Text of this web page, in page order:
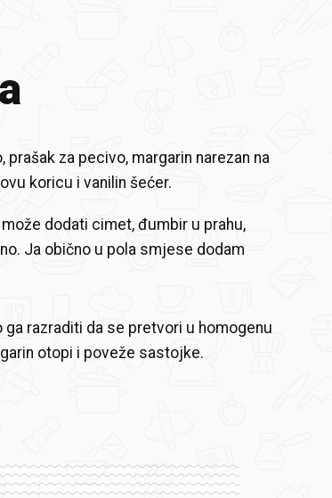
prašak za pecivo, margarin narezan na
koricu i vanilin šećer.
dodati cimet, đumbir u prahu,
Ja obično u pola smjese dodam
razraditi da se pretvori u homogenu
otopi i poveže sastojke.